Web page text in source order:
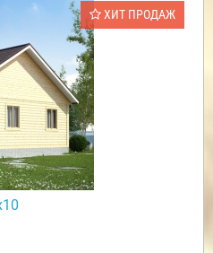
ХИТ ПРОДАЖ